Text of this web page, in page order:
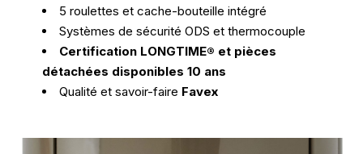
5 roulettes et cache-bouteille intégré
Systèmes de sécurité ODS et thermocouple
Certification LONGTIME® et pièces
détachées disponibles 10 ans
Qualité et savoir-faire Favex